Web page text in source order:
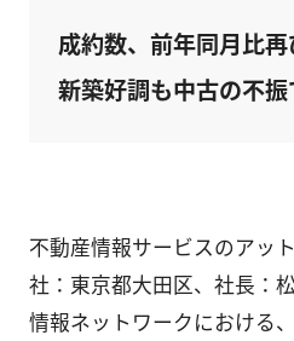
成約数、前年同月比再
新築好調も中古の不振
不動産情報サービスのアッ
社：東京都大田区、社長：
情報ネットワークにおける